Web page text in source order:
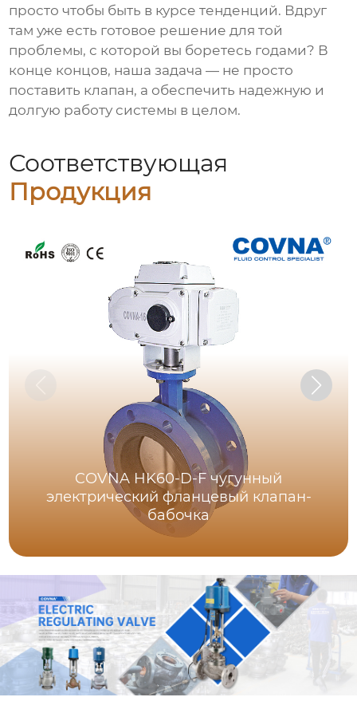
просто чтобы быть в курсе тенденций. Вдруг
там уже есть готовое решение для той
проблемы, с которой вы боретесь годами? В
конце концов, наша задача — не просто
поставить клапан, а обеспечить надежную и
долгую работу системы в целом.
Соответствующая
Продукция
COVNA HK60-D-F чугунный
электрический фланцевый клапан-
бабочка